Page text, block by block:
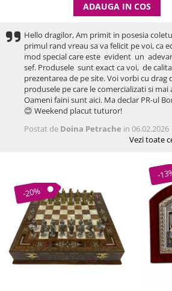
ADAUGA IN COS
Hello dragilor, Am primit in posesia
primul rand vreau sa va felicit pe voi, ca
mod special care este evident un
sef. Produsele sunt exact ca voi, de
prezentarea de pe site. Voi vorbi cu drag
produsele pe care le comercializati si mai
Oameni faini sunt aici. Ma declar PR-ul
😊 Weekend placut tuturor!
Postat de Doina Petrache in 06.02.2026
Vezi toate
-20%
-